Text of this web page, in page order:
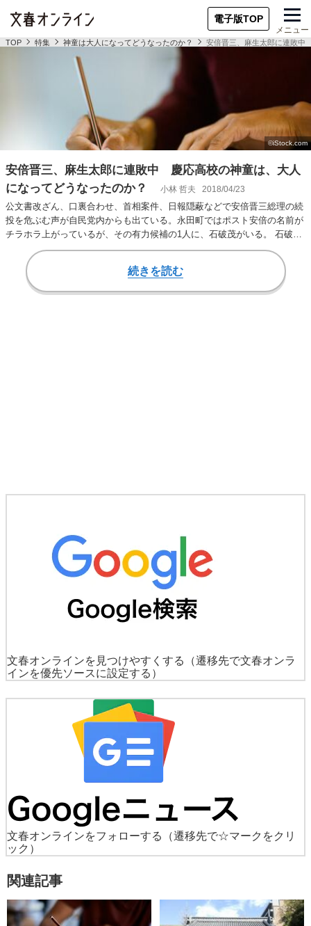
電子版TOP
メニュー
TOP 特集 神童は大人になってどうなったのか？ 安倍晋三、麻生太郎に連敗中
安倍晋三、麻生太郎に連敗中 慶応高校の神童は、大人
になってどうなったのか？
小林 哲夫 2018/04/23
公文書改ざん、口裏合わせ、首相案件、日報隠蔽などで安倍晋三総理の続
投を危ぶむ声が自民党内からも出ている。永田町ではポスト安倍の名前が
チラホラ上がっているが、その有力候補の1人に、石破茂がいる。 石破は
慶應義塾高校（…
続きを読む
文春オンラインを見つけやすくする
（遷移先で文春オンラ
インを優先ソースに設定する）
文春オンラインをフォローする
（遷移先で☆マークをクリ
ック）
関連記事